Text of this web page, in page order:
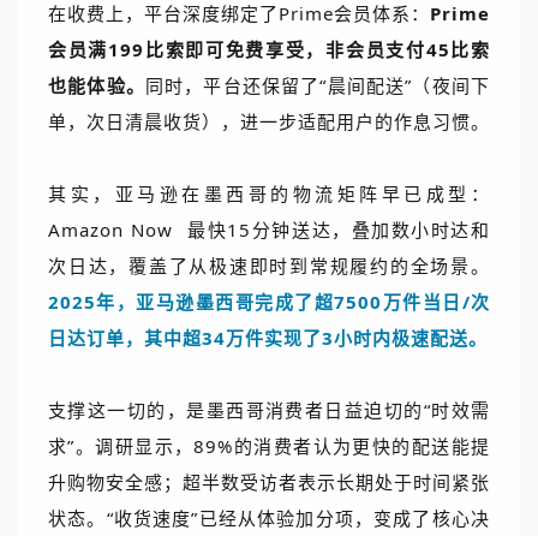
在收费上，平台深度绑定了Prime会员体系： Prime
会员满199比索即可免费享受，非会员支付45比索
也能体验。 同时，平台还保留了“晨间配送”（夜间下
单，次日清晨收货），进一步适配用户的作息习惯。
其实，亚马逊在墨西哥的物流矩阵早已成型：
Amazon Now
最快15分钟送达，叠加数小时达和
次日达，覆盖了从极速即时到常规履约的全场景。
2025年，亚马逊墨西哥完成了超7500万件当日/次
日达订单，其中超34万件实现了3小时内极速配送。
支撑这一切的，是墨西哥消费者日益迫切的“时效需
求”。调研显示，89%的消费者认为更快的配送能提
升购物安全感；超半数受访者表示长期处于时间紧张
状态。“收货速度”已经从体验加分项，变成了核心决